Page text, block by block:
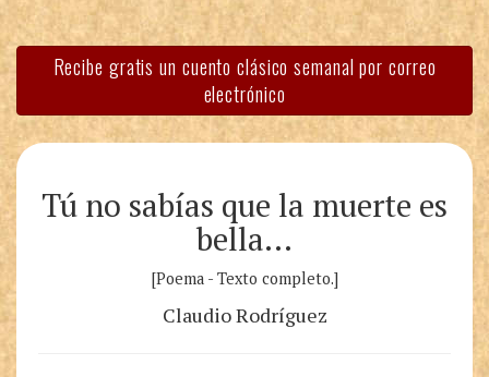
Recibe gratis un cuento clásico semanal por correo
electrónico
Tú no sabías que la muerte es
bella…
[Poema - Texto completo.]
Claudio Rodríguez